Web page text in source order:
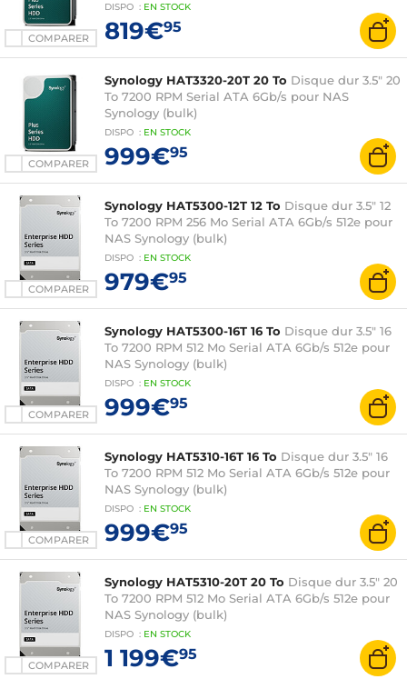
COMPARER
DISPO : EN STOCK
819€95
COMPARER
Synology HAT3320-20T 20 To Disque dur 3.5" 20
To 7200 RPM Serial ATA 6Gb/s pour NAS
Synology (bulk)
DISPO : EN STOCK
999€95
COMPARER
Synology HAT5300-12T 12 To Disque dur 3.5" 12
To 7200 RPM 256 Mo Serial ATA 6Gb/s 512e pour
NAS Synology (bulk)
DISPO : EN STOCK
979€95
COMPARER
Synology HAT5300-16T 16 To Disque dur 3.5" 16
To 7200 RPM 512 Mo Serial ATA 6Gb/s 512e pour
NAS Synology (bulk)
DISPO : EN STOCK
999€95
COMPARER
Synology HAT5310-16T 16 To Disque dur 3.5" 16
To 7200 RPM 512 Mo Serial ATA 6Gb/s 512e pour
NAS Synology (bulk)
DISPO : EN STOCK
999€95
COMPARER
Synology HAT5310-20T 20 To Disque dur 3.5" 20
To 7200 RPM 512 Mo Serial ATA 6Gb/s 512e pour
NAS Synology (bulk)
DISPO : EN STOCK
1 199€95